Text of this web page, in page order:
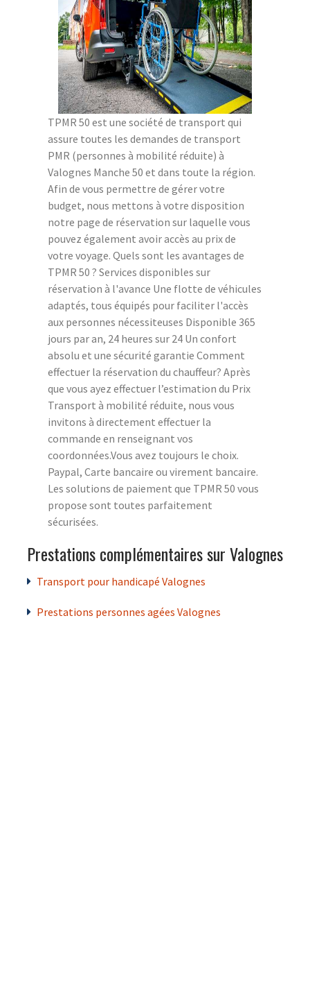
TPMR 50 est une société de transport qui
assure toutes les demandes de transport
PMR (personnes à mobilité réduite) à
Valognes Manche 50 et dans toute la région.
Afin de vous permettre de gérer votre
budget, nous mettons à votre disposition
notre page de réservation sur laquelle vous
pouvez également avoir accès au prix de
votre voyage. Quels sont les avantages de
TPMR 50 ? Services disponibles sur
réservation à l'avance Une flotte de véhicules
adaptés, tous équipés pour faciliter l'accès
aux personnes nécessiteuses Disponible 365
jours par an, 24 heures sur 24 Un confort
absolu et une sécurité garantie Comment
effectuer la réservation du chauffeur? Après
que vous ayez effectuer l’estimation du Prix
Transport à mobilité réduite, nous vous
invitons à directement effectuer la
commande en renseignant vos
coordonnées.Vous avez toujours le choix.
Paypal, Carte bancaire ou virement bancaire.
Les solutions de paiement que TPMR 50 vous
propose sont toutes parfaitement
sécurisées.
Prestations complémentaires sur Valognes
Transport pour handicapé Valognes
Prestations personnes agées Valognes